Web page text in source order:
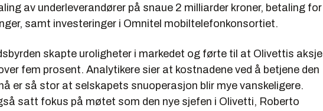
av underleverandører på snaue 2 milliarder kroner, betaling for
samt investeringer i Omnitel mobiltelefonkonsortiet.
skapte uroligheter i markedet og førte til at Olivettis aksje
fem prosent. Analytikere sier at kostnadene ved å betjene den
er så stor at selskapets snuoperasjon blir mye vanskeligere.
satt fokus på møtet som den nye sjefen i Olivetti, Roberto